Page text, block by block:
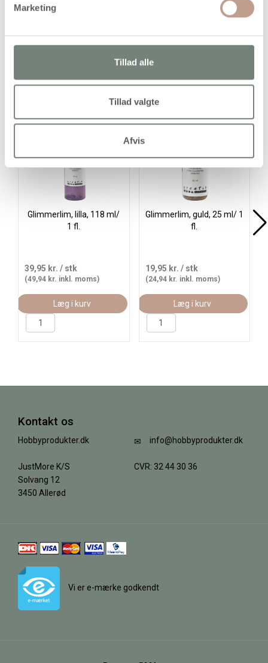
Marketing
Tillad alle
Tillad valgte
Afvis
Flade glitterflager med klart skær. Leveres i dåse med
Glimmerlim, lilla, 118 ml/
1 fl.
39,95 kr. / stk
(49,94 kr. inkl. moms)
Læg i kurv
Glimmerlim, guld, 25 ml/ 1
fl.
19,95 kr. / stk
(24,94 kr. inkl. moms)
Læg i kurv
Kontakt os
Hobbyprodukter.dk
JustMore K/S
Solvang 12
3450 Allerød
info@hobbyprodukter.dk
CVR: 32 44 30 36
Vi er e-mærke godkendt